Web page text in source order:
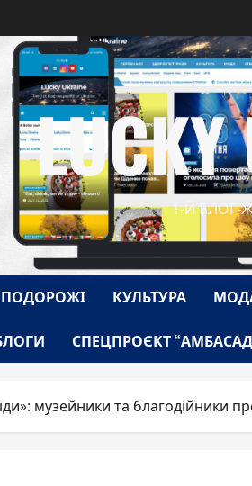
1-Й БЛОГ-
КУЛЬТУРА
СПЕЦПРОЄКТ
музейники та благодійники